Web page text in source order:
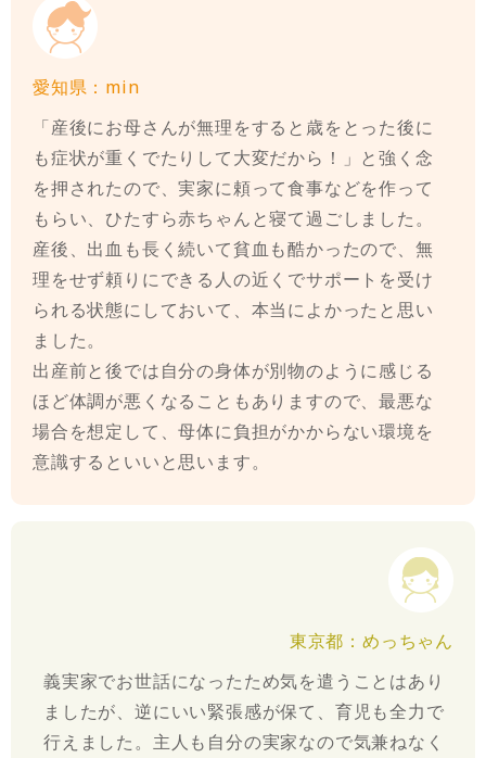
愛知県：min
「産後にお母さんが無理をすると歳をとった後に
も症状が重くでたりして大変だから！」と強く念
を押されたので、実家に頼って食事などを作って
もらい、ひたすら赤ちゃんと寝て過ごしました。
産後、出血も長く続いて貧血も酷かったので、無
理をせず頼りにできる人の近くでサポートを受け
られる状態にしておいて、本当によかったと思い
ました。
出産前と後では自分の身体が別物のように感じる
ほど体調が悪くなることもありますので、最悪な
場合を想定して、母体に負担がかからない環境を
意識するといいと思います。
東京都：めっちゃん
義実家でお世話になったため気を遣うことはあり
ましたが、逆にいい緊張感が保て、育児も全力で
行えました。主人も自分の実家なので気兼ねなく